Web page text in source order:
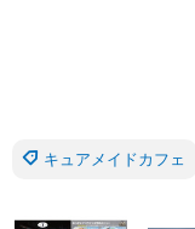
キュアメイドカフェ